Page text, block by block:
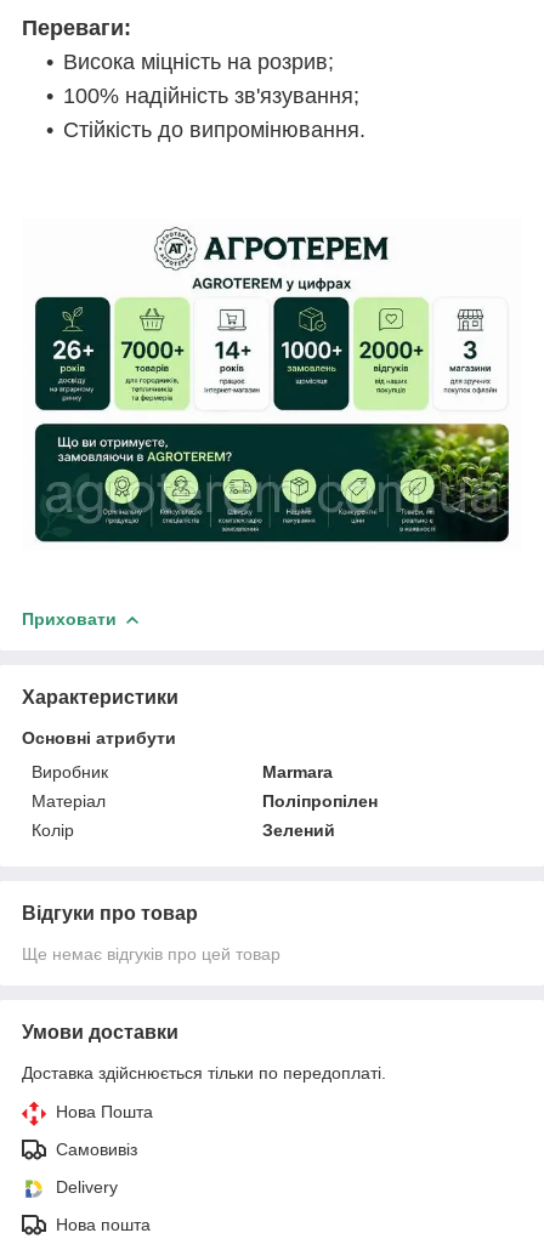
Переваги:
Висока міцність на розрив;
100% надійність зв'язування;
Стійкість до випромінювання.
Приховати
Характеристики
Основні атрибути
Виробник
Marmara
Матеріал
Поліпропілен
Колір
Зелений
Відгуки про товар
Ще немає відгуків про цей товар
Умови доставки
Доставка здійснюється тільки по передоплаті.
Нова Пошта
Самовивіз
Delivery
Нова пошта